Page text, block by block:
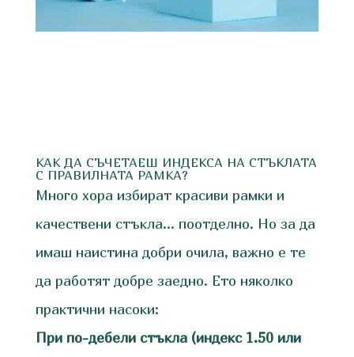
КАК ДА СЪЧЕТАЕШ ИНДЕКСА НА СТЪКЛАТА
С ПРАВИЛНАТА РАМКА?
Много хора избират красиви рамки и
качествени стъкла… поотделно. Но за да
имаш наистина добри очила, важно е те
да работят добре заедно. Ето няколко
практични насоки:
При по-дебели стъкла (индекс 1.50 или